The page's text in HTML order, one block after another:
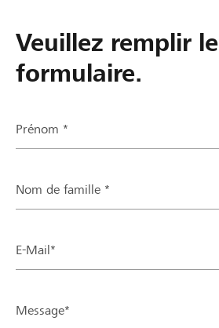
Veuillez remplir le
formulaire.
Prénom *
Nom de famille *
E-Mail*
Message*